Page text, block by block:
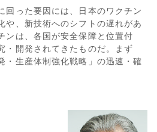
回った要因には、日本のワクチン
や、新技術へのシフトの遅れがあ
ンは、各国が安全保障と位置付
・開発されてきたものだ。まず
・生産体制強化戦略」の迅速・確